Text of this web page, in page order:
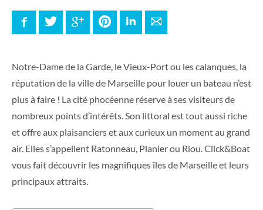
FacebookTwitter Google+ PinterestLinkedInE-mail
Notre-Dame de la Garde, le Vieux-Port ou les calanques, la
réputation de la ville de Marseille pour louer un bateau n’est
plus à faire ! La cité phocéenne réserve à ses visiteurs de
nombreux points d’intérêts. Son littoral est tout aussi riche
et offre aux plaisanciers et aux curieux un moment au grand
air. Elles s’appellent Ratonneau, Planier ou Riou. Click&Boat
vous fait découvrir les magnifiques îles de Marseille et leurs
principaux attraits.